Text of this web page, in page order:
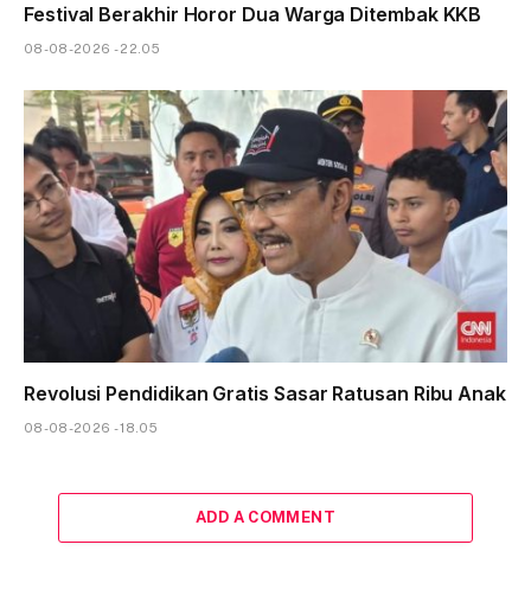
Festival Berakhir Horor Dua Warga Ditembak KKB
08-08-2026 - 22.05
Revolusi Pendidikan Gratis Sasar Ratusan Ribu Anak
08-08-2026 - 18.05
ADD A COMMENT